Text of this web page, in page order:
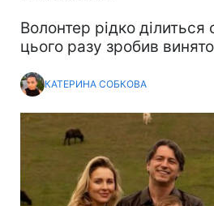
Волонтер рідко
цього разу зробив
КАТЕРИНА СОБКОВА